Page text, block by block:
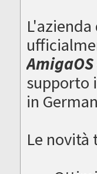
AmigaOS
supporto
in
Le novità